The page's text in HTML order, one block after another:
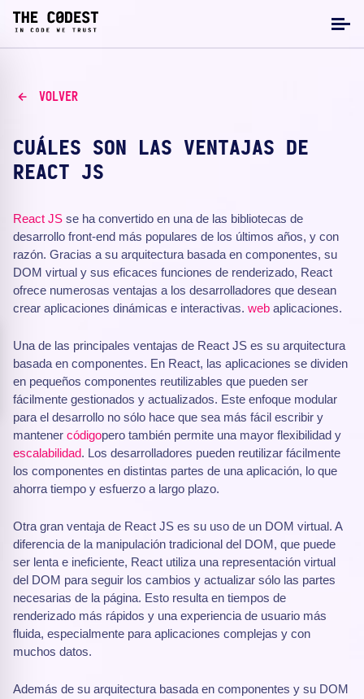
VOLVER
CUÁLES SON LAS VENTAJAS DE
REACT JS
React JS se ha convertido en una de las bibliotecas de
desarrollo front-end más populares de los últimos años, y con
razón. Gracias a su arquitectura basada en componentes, su
DOM virtual y sus eficaces funciones de renderizado, React
ofrece numerosas ventajas a los desarrolladores que desean
crear aplicaciones dinámicas e interactivas. web aplicaciones.
Una de las principales ventajas de React JS es su arquitectura
basada en componentes. En React, las aplicaciones se dividen
en pequeños componentes reutilizables que pueden ser
fácilmente gestionados y actualizados. Este enfoque modular
para el desarrollo no sólo hace que sea más fácil escribir y
mantener códigopero también permite una mayor flexibilidad y
escalabilidad. Los desarrolladores pueden reutilizar fácilmente
los componentes en distintas partes de una aplicación, lo que
ahorra tiempo y esfuerzo a largo plazo.
Otra gran ventaja de React JS es su uso de un DOM virtual. A
diferencia de la manipulación tradicional del DOM, que puede
ser lenta e ineficiente, React utiliza una representación virtual
del DOM para seguir los cambios y actualizar sólo las partes
necesarias de la página. Esto resulta en tiempos de
renderizado más rápidos y una experiencia de usuario más
fluida, especialmente para aplicaciones complejas y con
muchos datos.
Además de su arquitectura basada en componentes y su DOM